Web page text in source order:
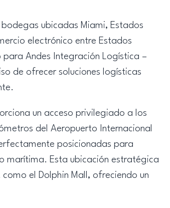
ubicadas Miami, Estados
electrónico entre Estados
Andes Integración Logística –
de ofrecer soluciones logísticas
un acceso privilegiado a los
del Aeropuerto Internacional
posicionadas para
marítima. Esta ubicación estratégica
el Dolphin Mall, ofreciendo un